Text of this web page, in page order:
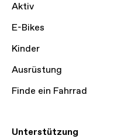
Aktiv
E-Bikes
Kinder
Ausrüstung
Finde ein Fahrrad
Unterstützung